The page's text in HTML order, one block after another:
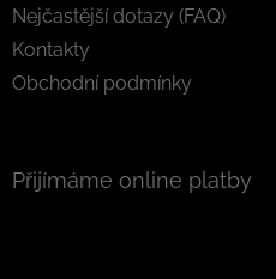
Nejčastější dotazy (FAQ)
Kontakty
Obchodní podmínky
Přijímáme online platby